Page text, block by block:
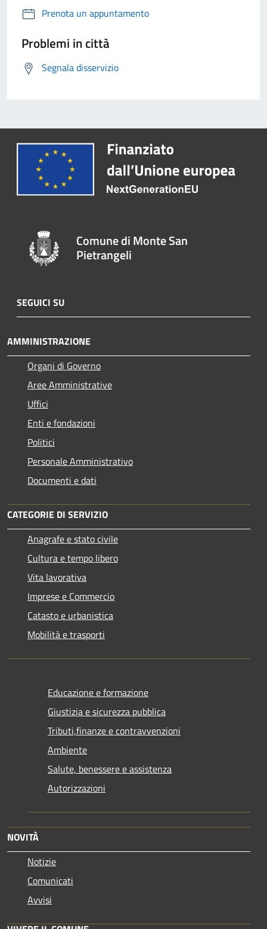
Prenota un appuntamento
Problemi in città
Segnala disservizio
Comune di Monte San
Pietrangeli
SEGUICI SU
AMMINISTRAZIONE
Organi di Governo
Aree Amministrative
Uffici
Enti e fondazioni
Politici
Personale Amministrativo
Documenti e dati
CATEGORIE DI SERVIZIO
Anagrafe e stato civile
Cultura e tempo libero
Vita lavorativa
Imprese e Commercio
Catasto e urbanistica
Mobilità e trasporti
Educazione e formazione
Giustizia e sicurezza pubblica
Tributi,finanze e contravvenzioni
Ambiente
Salute, benessere e assistenza
Autorizzazioni
NOVITÀ
Notizie
Comunicati
Avvisi